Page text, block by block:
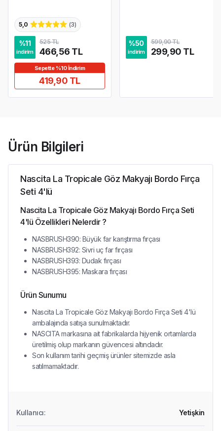
5,0 (3)
%11
indirim
525 TL
466,56 TL
Sepette %10 İndirim
419,90 TL
%50
indirim
599,90 TL
299,90 TL
Ürün Bilgileri
Nascita La Tropicale Göz Makyajı Bordo Fırça
Seti 4'lü
Nascita La Tropicale Göz Makyajı Bordo Fırça Seti
4'lü Özellikleri Nelerdir ?
NASBRUSH390: Büyük far karıştırma fırçası
NASBRUSH392: Sivri uç far fırçası
NASBRUSH393: Dudak fırçası
NASBRUSH395: Maskara fırçası
Ürün Sunumu
Nascita La Tropicale Göz Makyajı Bordo Fırça Seti 4'lü
ambalajında satışa sunulmaktadır.
NASCITA markasına ait fabrikalarda hijyenik ortamlarda
üretilmiş olup markanın güvencesi altındadır.
Son kullanım tarihi geçmiş ürünler sitemizde asla
satılmamaktadır.
Kullanıcı: Yetişkin